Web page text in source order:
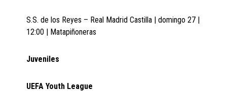
S.S. de los Reyes – Real Madrid Castilla | domingo 27 |
12:00 | Matapiñoneras
Juveniles
UEFA Youth League